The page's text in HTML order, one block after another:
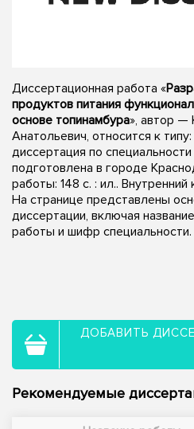
Диссертационная работа «
продуктов питания
основе топинамбура», автор —
Анатольевич, относится к
диссертация по специальности
подготовлена в городе
работы: 148 с. : ил..
На странице представлены
диссертации, включая
работы и шифр специальности.
ДОБАВИТЬ
Рекомендуемые